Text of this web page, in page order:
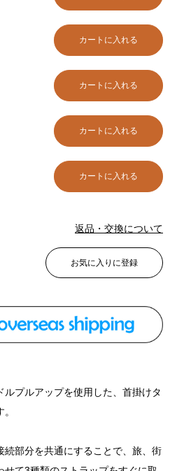
返品・交換について
お気に入りに登録
プルアップを使用した、首掛けタ
続部分を共通にすることで、旅、街